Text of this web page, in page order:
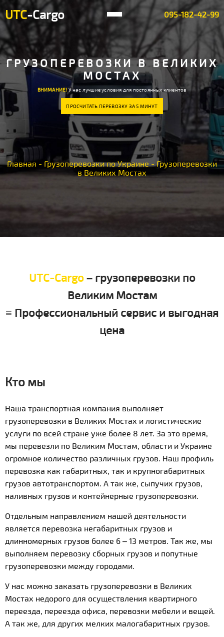
UTC-Cargo 095-182-42-99
ГРУЗОПЕРЕВОЗКИ В ВЕЛИКИХ
МОСТАХ
ВНИМАНИЕ!У нас лучшие условия для постоянных клиентов
ПРОСЧИТАТЬ ПЕРЕВОЗКУ ЗА 5 МИНУТ
Главная - Грузоперевозки по Украине -Грузоперевозки
в Великих Мостах
UTC-Cargo– грузоперевозки по
Великим Мостам
≡ Профессиональный сервис и выгодная
цена
Кто мы
Наша транспортная компания выполняет
грузоперевозки в Великих Мостах и логистические
услуги по всей стране уже более 8 лет. За это время,
мы перевезли по Великим Мостам, области и Украине
огромное количество различных грузов. Наш профиль
перевозка как габаритных, так и крупногабаритных
грузов автотранспортом. А так же, сыпучих грузов,
наливных грузов и контейнерные грузоперевозки.
Отдельным направлением нашей деятельности
является перевозка негабаритных грузов и
длинномерных грузов более 6 – 13 метров. Так же, мы
выполняем перевозку сборных грузов и попутные
грузоперевозки между городами.
У нас можно заказать грузоперевозки в Великих
Мостах недорого для осуществления квартирного
переезда, переезда офиса, перевозки мебели и вещей.
А так же, для других мелких малогабаритных грузов.